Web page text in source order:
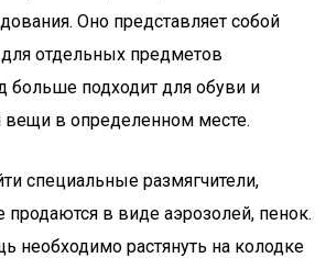
Оно представляет собой
отдельных предметов
больше подходит для обуви и
вещи в определенном месте.
специальные размягчители,
продаются в виде аэрозолей, пенок.
необходимо растянуть на колодке